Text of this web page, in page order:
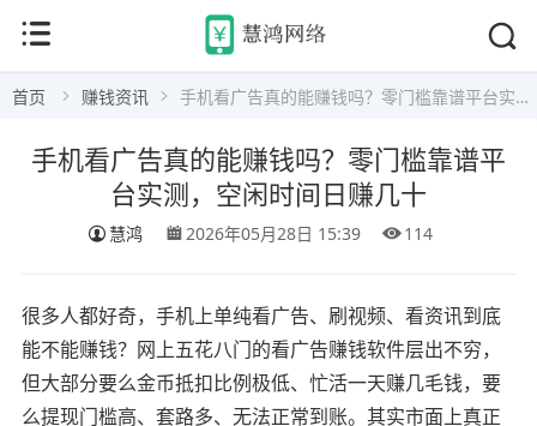
首页 赚钱资讯 手机看广告真的能赚钱吗？零门槛靠谱平台实测，空闲时间日赚几十
手机看广告真的能赚钱吗？零门槛靠谱平
台实测，空闲时间日赚几十
慧鸿 2026年05月28日 15:39 114
很多人都好奇，手机上单纯看广告、刷视频、看资讯到底
能不能赚钱？网上五花八门的看广告赚钱软件层出不穷，
但大部分要么金币抵扣比例极低、忙活一天赚几毛钱，要
么提现门槛高、套路多、无法正常到账。其实市面上真正